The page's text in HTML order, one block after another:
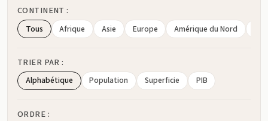
CONTINENT :
Tous Afrique Asie Europe Amérique du Nord
TRIER PAR :
Alphabétique Population Superficie PIB
ORDRE :